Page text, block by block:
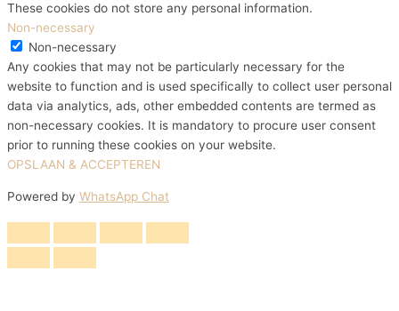
These cookies do not store any personal information.
Non-necessary
Non-necessary
Any cookies that may not be particularly necessary for the
website to function and is used specifically to collect user personal
data via analytics, ads, other embedded contents are termed as
non-necessary cookies. It is mandatory to procure user consent
prior to running these cookies on your website.
OPSLAAN & ACCEPTEREN
Powered by WhatsApp Chat